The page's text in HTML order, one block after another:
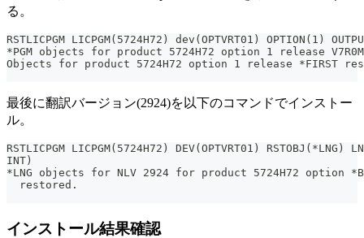
る。
RSTLICPGM LICPGM(5724H72) dev(OPTVRT01) OPTION(1)
*PGM objects for product 5724H72 option 1 release
Objects for product 5724H72 option 1 release *FIRST
最後に翻訳バージョン(2924)を以下のコマンドでインストー
ル。
RSTLICPGM LICPGM(5724H72) DEV(OPTVRT01) RSTOBJ(*LNG)
INT)
*LNG objects for NLV 2924 for product 5724H72 option
  restored.
インストール結果確認